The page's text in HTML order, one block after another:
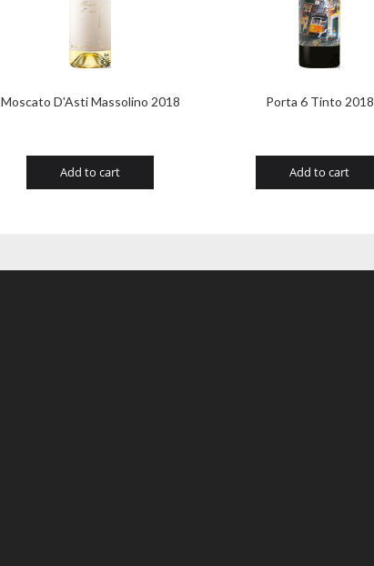
Moscato D'Asti Massolino 2018
Add to cart
Porta 6 Tinto 2018
Add to cart